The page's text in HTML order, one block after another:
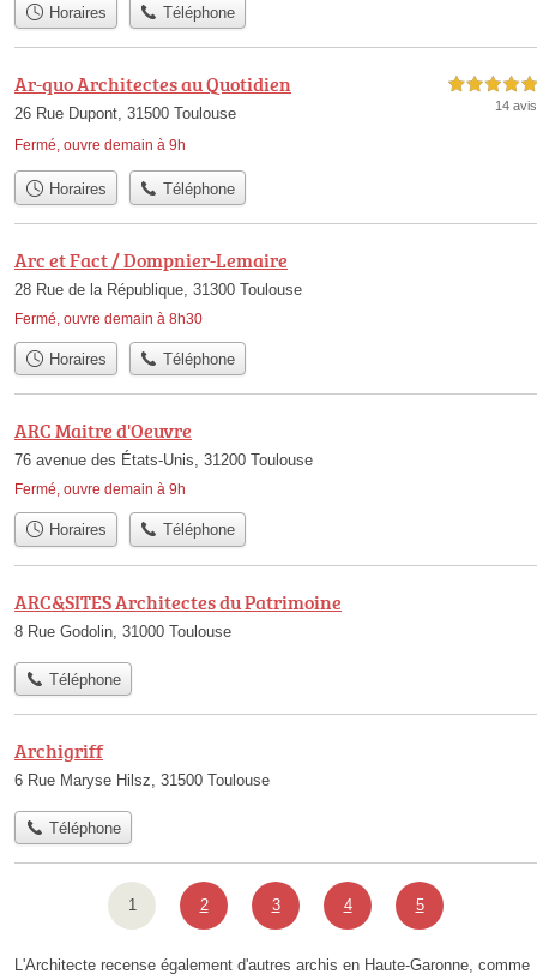
Horaires Téléphone
Ar-quo Architectes au Quotidien
26 Rue Dupont, 31500 Toulouse
Fermé, ouvre demain à 9h
5,0 étoiles sur 5
14 avis
Horaires Téléphone
Arc et Fact / Dompnier-Lemaire
28 Rue de la République, 31300 Toulouse
Fermé, ouvre demain à 8h30
Horaires Téléphone
ARC Maitre d'Oeuvre
76 avenue des États-Unis, 31200 Toulouse
Fermé, ouvre demain à 9h
Horaires Téléphone
ARC&SITES Architectes du Patrimoine
8 Rue Godolin, 31000 Toulouse
Téléphone
Archigriff
6 Rue Maryse Hilsz, 31500 Toulouse
Téléphone
1 2 3 4 5
L'Architecte recense également d'autres archis en Haute-Garonne, comme